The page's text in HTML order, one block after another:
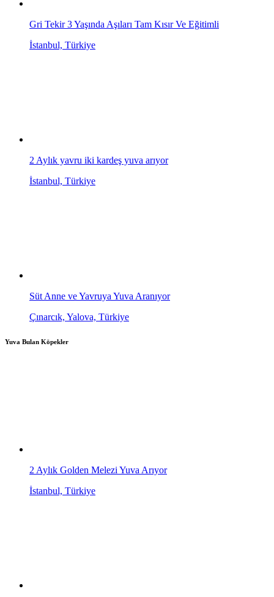
Gri Tekir 3 Yaşında Aşıları Tam Kısır Ve Eğitimli
İstanbul, Türkiye
2 Aylık yavru iki kardeş yuva arıyor
İstanbul, Türkiye
Süt Anne ve Yavruya Yuva Aranıyor
Çınarcık, Yalova, Türkiye
Yuva Bulan Köpekler
2 Aylık Golden Melezi Yuva Arıyor
İstanbul, Türkiye